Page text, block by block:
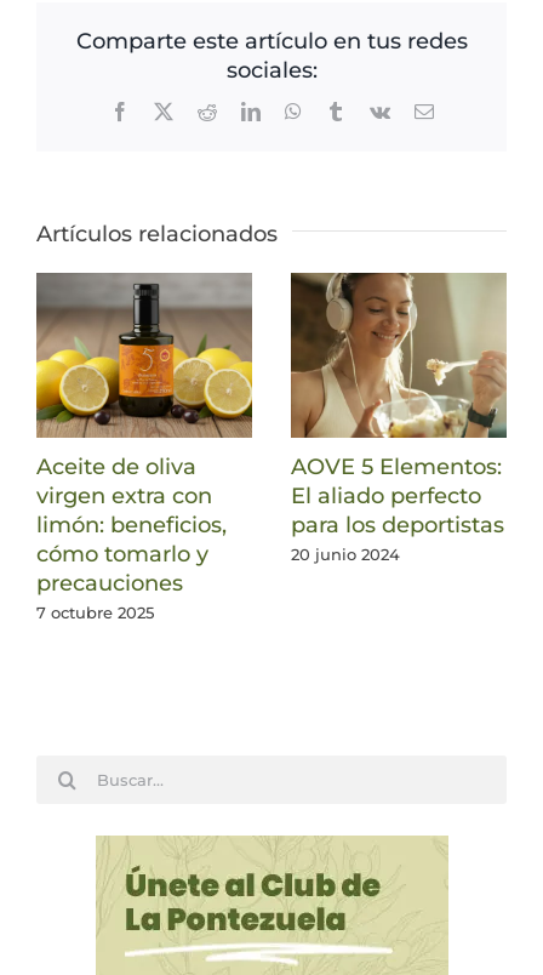
Comparte este artículo en tus redes
sociales:
Facebook
X RedditLinkedInWhatsApp
TumblrVk
Correo
Artículos relacionados
Aceite de oliva
virgen extra con
limón: beneficios,
cómo tomarlo y
precauciones
7 octubre 2025
AOVE 5 Elementos:
El aliado perfecto
para los deportistas
20 junio 2024
Buscar: